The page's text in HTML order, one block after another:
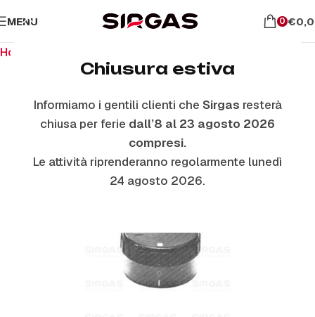
Chiusura estiva
Informiamo i gentili clienti che Sirgas resterà
chiusa per ferie dall’8 al 23 agosto 2026
compresi.
Le attività riprenderanno regolarmente lunedì
24 agosto 2026.
MENU 0 €
Home